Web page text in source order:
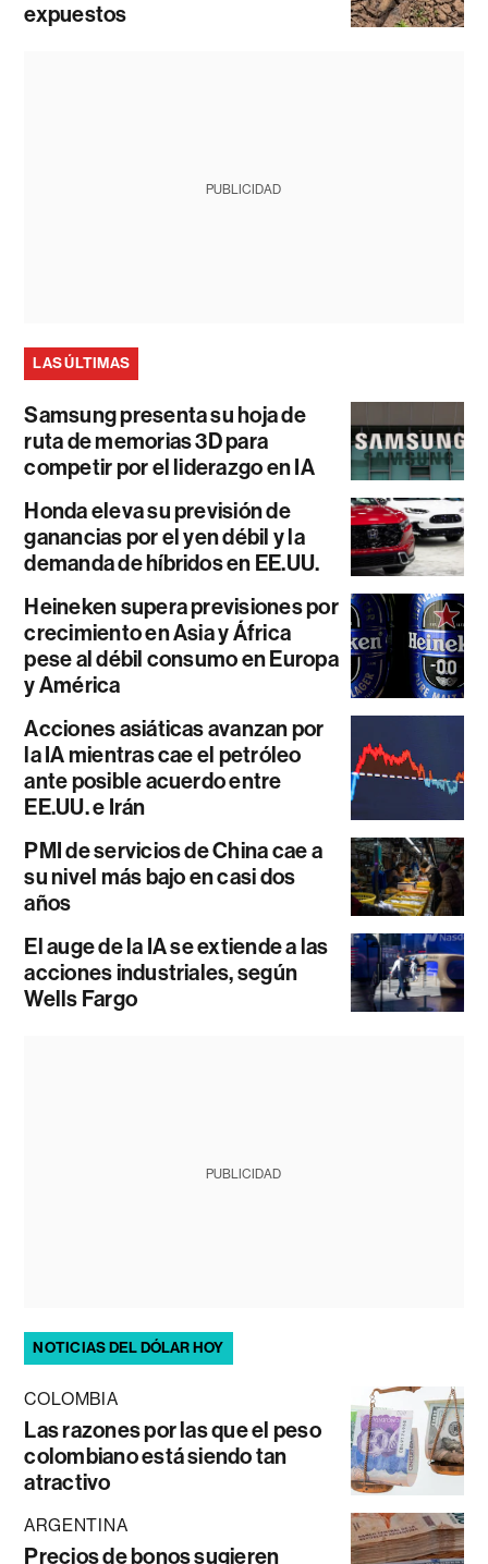
expuestos
PUBLICIDAD
LAS ÚLTIMAS
Samsung presenta su hoja de
ruta de memorias 3D para
competir por el liderazgo en IA
Honda eleva su previsión de
ganancias por el yen débil y la
demanda de híbridos en EE.UU.
Heineken supera previsiones por
crecimiento en Asia y África
pese al débil consumo en Europa
y América
Acciones asiáticas avanzan por
la IA mientras cae el petróleo
ante posible acuerdo entre
EE.UU. e Irán
PMI de servicios de China cae a
su nivel más bajo en casi dos
años
El auge de la IA se extiende a las
acciones industriales, según
Wells Fargo
PUBLICIDAD
NOTICIAS DEL DÓLAR HOY
COLOMBIA
Las razones por las que el peso
colombiano está siendo tan
atractivo
ARGENTINA
Precios de bonos sugieren